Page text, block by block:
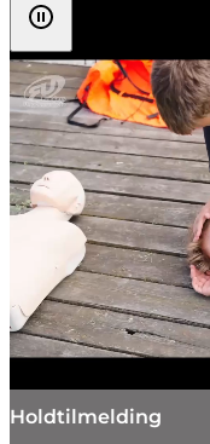
Holdtilmelding